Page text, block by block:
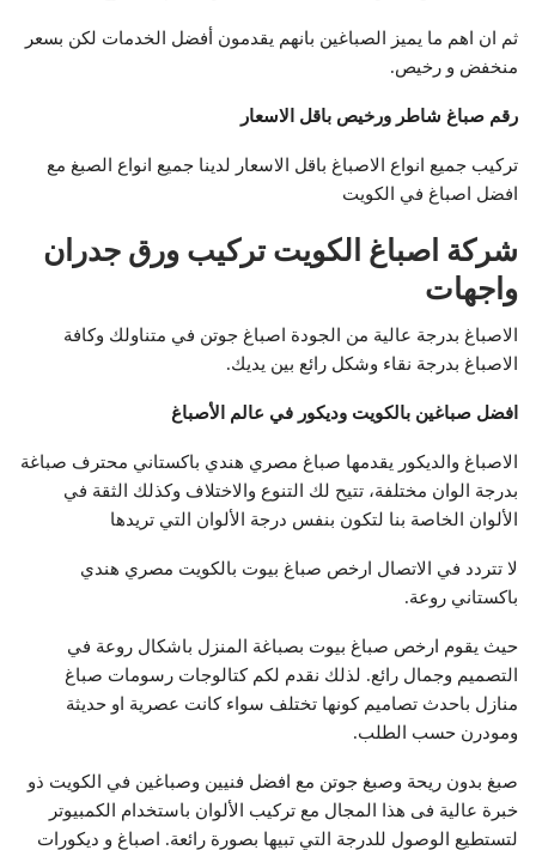
ثم ان اهم ما يميز الصباغين بانهم يقدمون أفضل الخدمات لكن بسعر
منخفض و رخيص.
رقم صباغ شاطر ورخيص باقل الاسعار
تركيب جميع انواع الاصباغ باقل الاسعار لدينا جميع انواع الصبغ مع
افضل اصباغ في الكويت
شركة اصباغ الكويت تركيب ورق جدران
واجهات
الاصباغ بدرجة عالية من الجودة اصباغ جوتن في متناولك وكافة
الاصباغ بدرجة نقاء وشكل رائع بين يديك.
افضل صباغين بالكويت وديكور في عالم الأصباغ
الاصباغ والديكور يقدمها صباغ مصري هندي باكستاني محترف صباغة
بدرجة الوان مختلفة، تتيح لك التنوع والاختلاف وكذلك الثقة في
الألوان الخاصة بنا لتكون بنفس درجة الألوان التي تريدها
لا تتردد في الاتصال ارخص صباغ بيوت بالكويت مصري هندي
باكستاني روعة.
حيث يقوم ارخص صباغ بيوت بصباغة المنزل باشكال روعة في
التصميم وجمال رائع. لذلك نقدم لكم كتالوجات رسومات صباغ
منازل باحدث تصاميم كونها تختلف سواء كانت عصرية او حديثة
ومودرن حسب الطلب.
صبغ بدون ريحة وصبغ جوتن مع افضل فنيين وصباغين في الكويت ذو
خبرة عالية فى هذا المجال مع تركيب الألوان باستخدام الكمبيوتر
لتستطيع الوصول للدرجة التي تبيها بصورة رائعة. اصباغ و ديكورات